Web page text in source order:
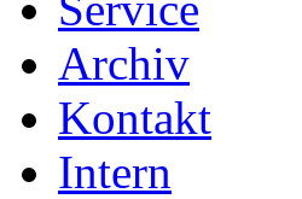
Archiv
Kontakt
Intern